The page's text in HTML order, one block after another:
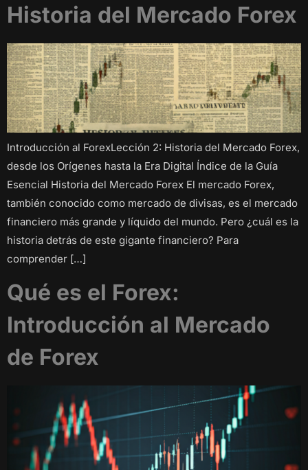
Historia del Mercado Forex
Introducción al ForexLección 2: Historia del Mercado Forex,
desde los Orígenes hasta la Era Digital Índice de la Guía
Esencial Historia del Mercado Forex El mercado Forex,
también conocido como mercado de divisas, es el mercado
financiero más grande y líquido del mundo. Pero ¿cuál es la
historia detrás de este gigante financiero? Para
comprender […]
Qué es el Forex:
Introducción al Mercado
de Forex